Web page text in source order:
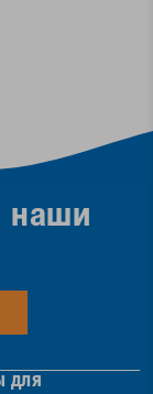
для
наши